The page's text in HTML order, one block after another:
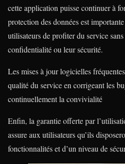
cette application puisse continuer à
protection des données est
utilisateurs de profiter du service
confidentialité ou leur sécurité.
Les mises à jour logicielles
qualité du service en corrigeant les
continuellement la convivialité
Enfin, la garantie offerte par
assure aux utilisateurs qu’ils
fonctionnalités et d’un niveau de